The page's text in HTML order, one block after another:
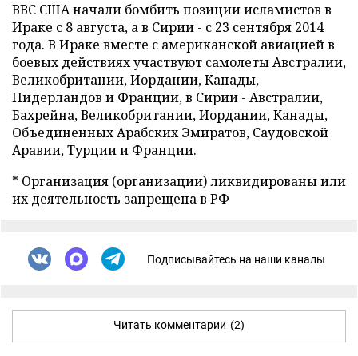
ВВС США начали бомбить позиции исламистов в
Ираке с 8 августа, а в Сирии - с 23 сентября 2014
года. В Ираке вместе с американской авиацией в
боевых действиях участвуют самолеты Австралии,
Великобритании, Иордании, Канады,
Нидерландов и Франции, в Сирии - Австралии,
Бахрейна, Великобритании, Иордании, Канады,
Объединенных Арабских Эмиратов, Саудовской
Аравии, Турции и Франции.
* Организация (организации) ликвидированы или
их деятельность запрещена в РФ
Подписывайтесь на наши каналы
Читать комментарии (2)